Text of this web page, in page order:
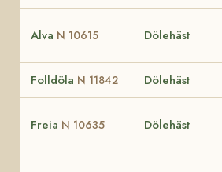
Alva N 10615 Dölehäst
Folldöla N 11842 Dölehäst
Freia N 10635 Dölehäst